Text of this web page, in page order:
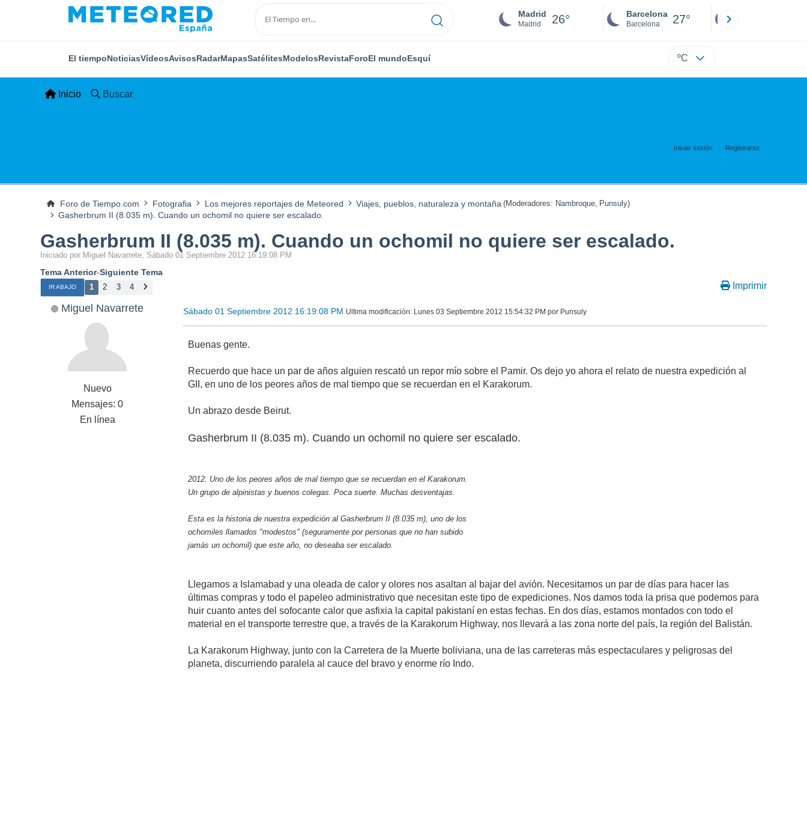
Madrid
Madrid 26° Barcelona
Barcelona 27°
El tiempoNoticiasVídeosAvisosRadarMapasSatélitesModelosRevistaForoEl mundoEsquí ºC
Inicio Buscar
Iniciar sesión Registrarse
Foro de Tiempo.com Fotografia Los mejores reportajes de Meteored Viajes, pueblos, naturaleza y montaña (Moderadores: Nambroque, Punsuly)
Gasherbrum II (8.035 m). Cuando un ochomil no quiere ser escalado.
Gasherbrum II (8.035 m). Cuando un ochomil no quiere ser escalado.
Iniciado por Miguel Navarrete, Sábado 01 Septiembre 2012 16:19:08 PM
Tema Anterior-Siguiente Tema
IR ABAJO 1 2 3 4 Imprimir
Miguel Navarrete
Nuevo
Mensajes: 0
En línea
Sábado 01 Septiembre 2012 16:19:08 PM Ultima modificación: Lunes 03 Septiembre 2012 15:54:32 PM por Punsuly
Buenas gente.
Recuerdo que hace un par de años alguien rescató un repor mío sobre el Pamir. Os dejo yo ahora el relato de nuestra expedición al
GII, en uno de los peores años de mal tiempo que se recuerdan en el Karakorum.
Un abrazo desde Beirut.
Gasherbrum II (8.035 m). Cuando un ochomil no quiere ser escalado.
2012. Uno de los peores años de mal tiempo que se recuerdan en el Karakorum.
Un grupo de alpinistas y buenos colegas. Poca suerte. Muchas desventajas.
Esta es la historia de nuestra expedición al Gasherbrum II (8.035 m), uno de los
ochomiles llamados "modestos" (seguramente por personas que no han subido
jamás un ochomil) que este año, no deseaba ser escalado.
Llegamos a Islamabad y una oleada de calor y olores nos asaltan al bajar del avión. Necesitamos un par de días para hacer las
últimas compras y todo el papeleo administrativo que necesitan este tipo de expediciones. Nos damos toda la prisa que podemos para
huir cuanto antes del sofocante calor que asfixia la capital pakistaní en estas fechas. En dos días, estamos montados con todo el
material en el transporte terrestre que, a través de la Karakorum Highway, nos llevará a las zona norte del país, la región del Balistán.
La Karakorum Highway, junto con la Carretera de la Muerte boliviana, una de las carreteras más espectaculares y peligrosas del
planeta, discurriendo paralela al cauce del bravo y enorme río Indo.